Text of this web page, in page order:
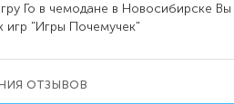
Го в чемодане в Новосибирске Вы
игр "Игры Почемучек"
отзывов